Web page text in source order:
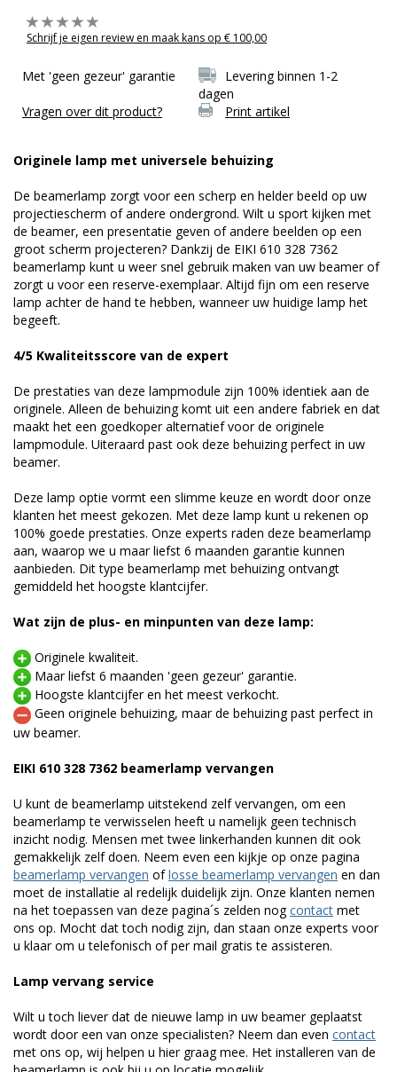
Schrijf je eigen review en maak kans op € 100,00
Met 'geen gezeur' garantie
Levering binnen 1-2
dagen
Vragen over dit product?
Print artikel
Originele lamp met universele behuizing
De beamerlamp zorgt voor een scherp en helder beeld op uw
projectiescherm of andere ondergrond. Wilt u sport kijken met
de beamer, een presentatie geven of andere beelden op een
groot scherm projecteren? Dankzij de EIKI 610 328 7362
beamerlamp kunt u weer snel gebruik maken van uw beamer of
zorgt u voor een reserve-exemplaar. Altijd fijn om een reserve
lamp achter de hand te hebben, wanneer uw huidige lamp het
begeeft.
4/5 Kwaliteitsscore van de expert
De prestaties van deze lampmodule zijn 100% identiek aan de
originele. Alleen de behuizing komt uit een andere fabriek en dat
maakt het een goedkoper alternatief voor de originele
lampmodule. Uiteraard past ook deze behuizing perfect in uw
beamer.
Deze lamp optie vormt een slimme keuze en wordt door onze
klanten het meest gekozen. Met deze lamp kunt u rekenen op
100% goede prestaties. Onze experts raden deze beamerlamp
aan, waarop we u maar liefst 6 maanden garantie kunnen
aanbieden. Dit type beamerlamp met behuizing ontvangt
gemiddeld het hoogste klantcijfer.
Wat zijn de plus- en minpunten van deze lamp:
Originele kwaliteit.
Maar liefst 6 maanden 'geen gezeur' garantie.
Hoogste klantcijfer en het meest verkocht.
Geen originele behuizing, maar de behuizing past perfect in
uw beamer.
EIKI 610 328 7362 beamerlamp vervangen
U kunt de beamerlamp uitstekend zelf vervangen, om een
beamerlamp te verwisselen heeft u namelijk geen technisch
inzicht nodig. Mensen met twee linkerhanden kunnen dit ook
gemakkelijk zelf doen. Neem even een kijkje op onze pagina
beamerlamp vervangen oflosse beamerlamp vervangen en dan
moet de installatie al redelijk duidelijk zijn. Onze klanten nemen
na het toepassen van deze pagina´s zelden nogcontact met
ons op. Mocht dat toch nodig zijn, dan staan onze experts voor
u klaar om u telefonisch of per mail gratis te assisteren.
Lamp vervang service
Wilt u toch liever dat de nieuwe lamp in uw beamer geplaatst
wordt door een van onze specialisten? Neem dan even contact
met ons op, wij helpen u hier graag mee. Het installeren van de